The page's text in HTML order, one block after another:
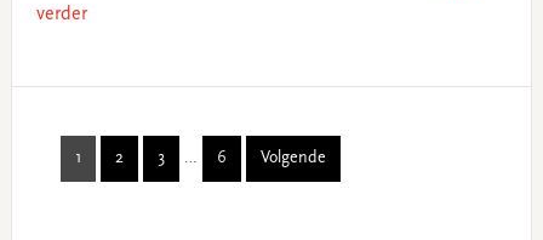
verder
Page
1 Page
2 Page
3
Interim
pages
… Page
6 Volgende